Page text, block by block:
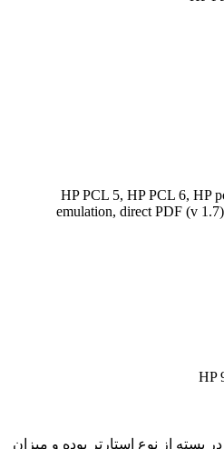
HP PCL 5, HP PCL 6, HP
emulation, direct PDF (v
HP
بسته از نوع استارتر بوده و میزان